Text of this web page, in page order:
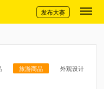
切换导航
发布大赛
旅游商品
外观设计